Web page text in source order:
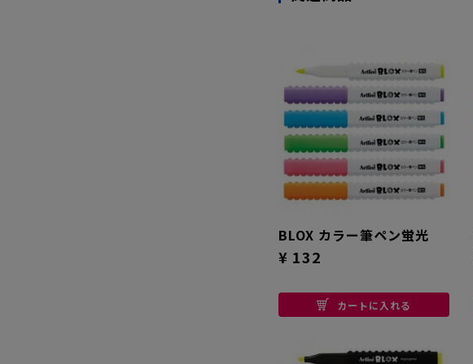
BLOX カラー筆ペン蛍光
¥ 132
カートに入れる